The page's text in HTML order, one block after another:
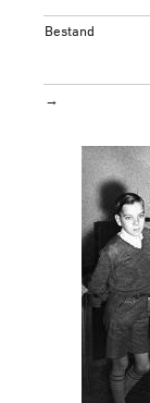
Bestand
→